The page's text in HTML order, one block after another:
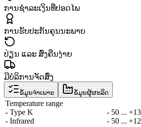
ການຊຳລະເງິນທີ່ປອດໄພ
ການຮັບປະກັນຄຸນນະພາບ
ປ່ຽນ ແລະ ສົ່ງຄືນງ່າຍ
ມີບໍລິການຈັດສົ່ງ
ຂໍ້ມູນຈຳເພາະ ຂໍ້ມູນຜູ້ຜະລິດ
Temperature range
- Type K
- Infrared
- 50 ...
- 50 ...